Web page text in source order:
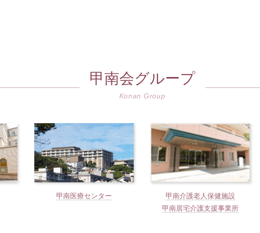
甲南会グループ
Konan Group
甲南医療センター
甲南介護老人保健施設
甲南居宅介護支援事業所